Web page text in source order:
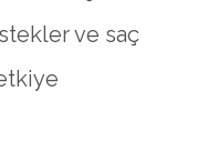
ve saç